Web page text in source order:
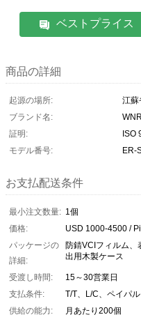
ベストプライス
商品の詳細
起源の場所:
江蘇
ブランド名:
証明:
ISO
モデル番号:
ER-
お支払配送条件
最小注文数量: 1個
価格:
USD 1000-4500 /
パッケージの
詳細:
防錆VCIフィルム、
出用木製ケース
受渡し時間:
15～30営業日
支払条件:
T/T、L/C、ペイパル
供給の能力:
月あたり200個